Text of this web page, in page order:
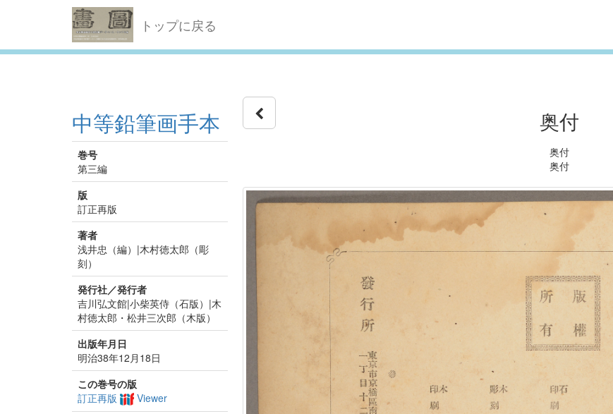
トップに戻る
中等鉛筆画手本
巻号
第三編
版
訂正再版
著者
浅井忠（編）|木村徳太郎（彫
刻）
発行社／発行者
吉川弘文館|小柴英侍（石版）|木
村徳太郎・松井三次郎（木版）
出版年月日
明治38年12月18日
この巻号の版
訂正再版
Viewer
奥付
奥付
奥付